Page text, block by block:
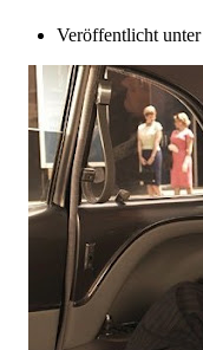
Veröffentlicht unter